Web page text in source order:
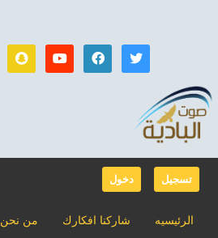
دخول تسجيل
من نحن شاركنا افكارك الرئيسيه